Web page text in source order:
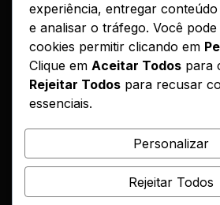
Como Funciona
Contato
Politica de Entrega
LEGAL
DMCA
Encontrou seu curso?
experiência, entregar
e analisar o tráfego. Você
cookies permitir clicando em
Clique em Aceitar Todos para
Rejeitar Todos para recusar
essenciais.
Personalizar
Rejeitar Todos